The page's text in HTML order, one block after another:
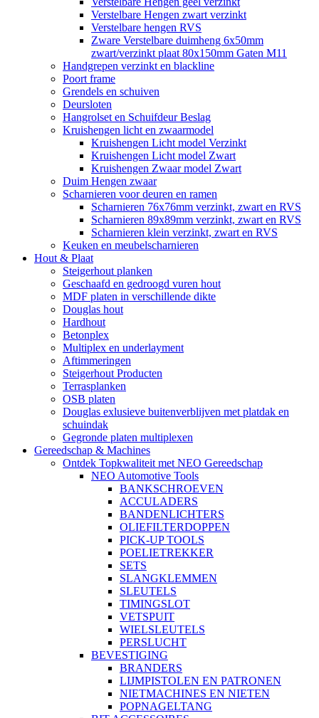
Verstelbare Hengen zwart verzinkt
Verstelbare hengen RVS
Zware Verstelbare duimheng 6x50mm
zwart/verzinkt plaat 80x150mm Gaten M11
Handgrepen verzinkt en blackline
Poort frame
Grendels en schuiven
Deursloten
Hangrolset en Schuifdeur Beslag
Kruishengen licht en zwaarmodel
Kruishengen Licht model Verzinkt
Kruishengen Licht model Zwart
Kruishengen Zwaar model Zwart
Duim Hengen zwaar
Scharnieren voor deuren en ramen
Scharnieren 76x76mm verzinkt, zwart en RVS
Scharnieren 89x89mm verzinkt, zwart en RVS
Scharnieren klein verzinkt, zwart en RVS
Keuken en meubelscharnieren
Hout & Plaat
Steigerhout planken
Geschaafd en gedroogd vuren hout
MDF platen in verschillende dikte
Douglas hout
Hardhout
Betonplex
Multiplex en underlayment
Aftimmeringen
Steigerhout Producten
Terrasplanken
OSB platen
Douglas exlusieve buitenverblijven met platdak en
schuindak
Gegronde platen multiplexen
Gereedschap & Machines
Ontdek Topkwaliteit met NEO Gereedschap
NEO Automotive Tools
BANKSCHROEVEN
ACCULADERS
BANDENLICHTERS
OLIEFILTERDOPPEN
PICK-UP TOOLS
POELIETREKKER
SETS
SLANGKLEMMEN
SLEUTELS
TIMINGSLOT
VETSPUIT
WIELSLEUTELS
PERSLUCHT
BEVESTIGING
BRANDERS
LIJMPISTOLEN EN PATRONEN
NIETMACHINES EN NIETEN
POPNAGELTANG